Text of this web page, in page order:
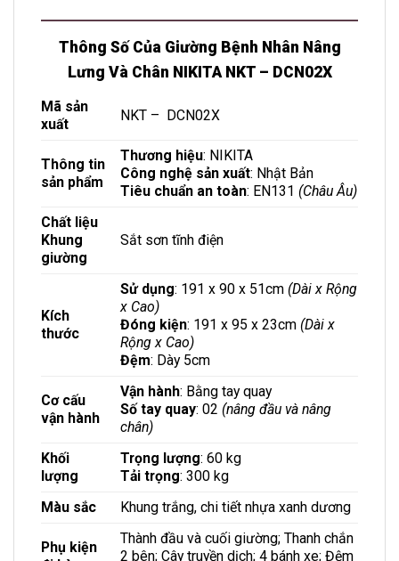
Thông Số Của Giường Bệnh Nhân Nâng
Lưng Và Chân NIKITA NKT – DCN02X
Mã sản
xuất
NKT – DCN02X
Thông tin
sản phẩm
Thương hiệu: NIKITA
Công nghệ sản xuất: Nhật Bản
Tiêu chuẩn an toàn: EN131(Châu Âu)
Chất liệu
Khung
giường
Sắt sơn tĩnh điện
Kích
thước
Sử dụng: 191 x 90 x 51cm(Dài x Rộng
x Cao)
Đóng kiện: 191 x 95 x 23cm(Dài x
Rộng x Cao)
Đệm: Dày 5cm
Cơ cấu
vận hành
Vận hành: Bằng tay quay
Số tay quay: 02(nâng đầu và nâng
chân)
Khối
lượng
Trọng lượng: 60 kg
Tải trọng: 300 kg
Màu sắc
Khung trắng, chi tiết nhựa xanh dương
Phụ kiện
Thành đầu và cuối giường; Thanh chắn
2 bên; Cây truyền dịch; 4 bánh xe; Đệm